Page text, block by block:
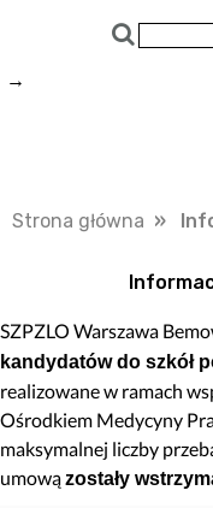
→
Strona główna »
SZPZLO Warszawa
kandydatów do szkół
realizowane w ramach
Ośrodkiem Medycyny
maksymalnej liczby
umowązostały